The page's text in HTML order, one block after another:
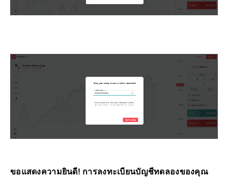
ขอแสดงความยินดี! การลงทะเบียนบัญชีทดลองของคุณ